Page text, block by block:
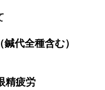
（鍼代全種含む）
精疲労